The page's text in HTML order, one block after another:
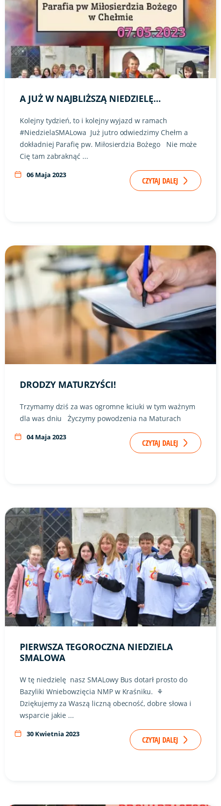
A JUŻ W NAJBLIŻSZĄ NIEDZIELĘ...
Kolejny tydzień, to i kolejny wyjazd w ramach
#NiedzielaSMALowa Już jutro odwiedzimy Chełm a
dokładniej Parafię pw. Miłosierdzia Bożego Nie może
Cię tam zabraknąć ...
06 Maja 2023
CZYTAJ DALEJ
Link do artykułu "Drodzy Maturzyści!" ze zdjęciem w tle
DRODZY MATURZYŚCI!
Trzymamy dziś za was ogromne kciuki w tym ważnym
dla was dniu Życzymy powodzenia na Maturach
04 Maja 2023
CZYTAJ DALEJ
Link do artykułu "Pierwsza tegoroczna niedziela
PIERWSZA TEGOROCZNA NIEDZIELA
SMALOWA
W tę niedzielę nasz SMALowy Bus dotarł prosto do
Bazyliki Wniebowzięcia NMP w Kraśniku. ⚘
Dziękujemy za Waszą liczną obecność, dobre słowa i
wsparcie jakie ...
30 Kwietnia 2023
CZYTAJ DALEJ